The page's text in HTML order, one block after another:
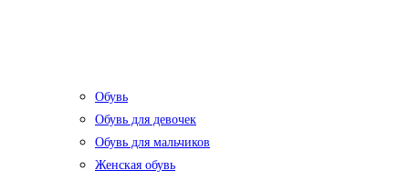
Обувь
Обувь для девочек
Обувь для мальчиков
Женская обувь